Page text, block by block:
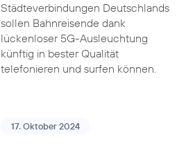
Städteverbindungen Deutschlands
sollen Bahnreisende dank
lückenloser 5G-Ausleuchtung
künftig in bester Qualität
telefonieren und surfen können.
17. Oktober 2024